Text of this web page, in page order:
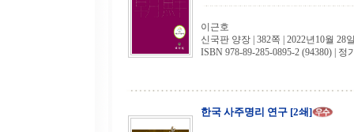
이근호
신국판 양장 | 382쪽 | 2022년10월 28
ISBN 978-89-285-0895-2 (94380) | 정
한국 사주명리 연구 [2쇄]